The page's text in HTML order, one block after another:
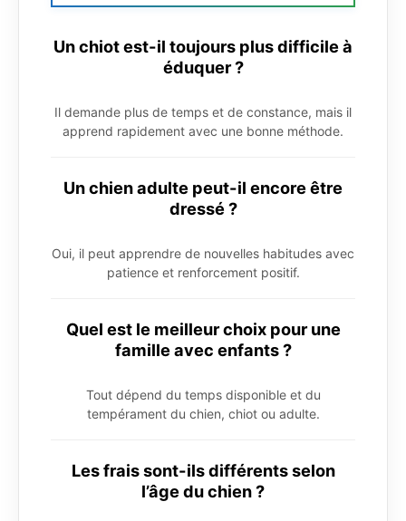
Un chiot est-il toujours plus difficile à
éduquer ?
Il demande plus de temps et de constance, mais il
apprend rapidement avec une bonne méthode.
Un chien adulte peut-il encore être
dressé ?
Oui, il peut apprendre de nouvelles habitudes avec
patience et renforcement positif.
Quel est le meilleur choix pour une
famille avec enfants ?
Tout dépend du temps disponible et du
tempérament du chien, chiot ou adulte.
Les frais sont-ils différents selon
l’âge du chien ?